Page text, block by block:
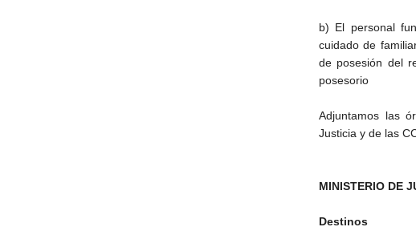
b) El personal
cuidado de
de posesión del
posesorio
Adjuntamos las
Justicia y de las
MINISTERIO DE
Destinos